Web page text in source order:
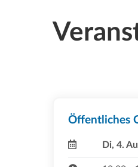
Öffentliches
Di, 4.